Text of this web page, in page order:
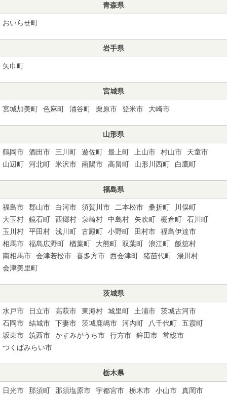
青森県
おいらせ町
岩手県
矢巾町
宮城県
宮城加美町 色麻町 涌谷町 栗原市 登米市 大崎市
山形県
鶴岡市 酒田市 三川町 遊佐町 最上町 上山市 村山市
天童市
山辺町
河北町 米沢市 南陽市 高畠町 山形川西町 白鷹町
福島県
福島市 郡山市 白河市 須賀川市 二本松市 桑折町
川俣町
大玉村
鏡石町 西郷村 泉崎村 中島村 矢吹町 棚倉町
石川町
玉川村
平田村 浅川町 古殿町 小野町 田村市
福島伊達市
相馬市
福島広野町 楢葉町 大熊町 双葉町 浪江町
飯舘村
南相馬市
会津若松市 喜多方市 西会津町 猪苗代町
湯川村
会津美里町
茨城県
水戸市 日立市 高萩市 東海村 城里町 土浦市
茨城古河市
石岡市
結城市 下妻市 茨城鹿嶋市 河内町 八千代町
五霞町
坂東市
筑西市 かすみがうら市 行方市 鉾田市
常総市
つくばみらい市
栃木県
日光市 那須町 那須塩原市 宇都宮市 栃木市 小山市 真岡市